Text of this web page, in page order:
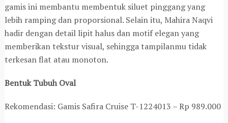
gamis ini membantu membentuk siluet pinggang yang
lebih ramping dan proporsional. Selain itu, Mahira Naqvi
hadir dengan detail lipit halus dan motif elegan yang
memberikan tekstur visual, sehingga tampilanmu tidak
terkesan flat atau monoton.
Bentuk Tubuh Oval
Rekomendasi: Gamis Safira Cruise T-1224013 – Rp 989.000